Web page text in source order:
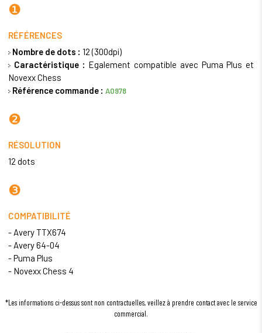
❶
RÉFÉRENCES
Nombre de dots : 12 (300dpi)
Caractéristique : Egalement compatible avec Puma Plus et
Novexx Chess
Référence commande : A0978
❷
RÉSOLUTION
12 dots
❸
COMPATIBILITÉ
- Avery TTX674
- Avery 64-04
- Puma Plus
- Novexx Chess 4
*Les informations ci-dessus sont non contractuelles, veillez à prendre contact avec le service
commercial.